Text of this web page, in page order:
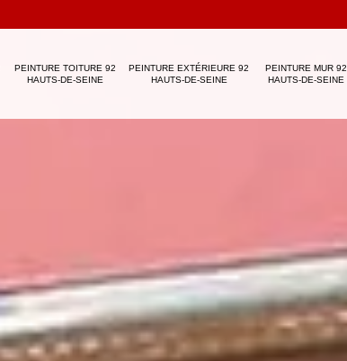
PEINTURE TOITURE 92
HAUTS-DE-SEINE
PEINTURE EXTÉRIEURE 92
HAUTS-DE-SEINE
PEINTURE MUR 92
HAUTS-DE-SEINE